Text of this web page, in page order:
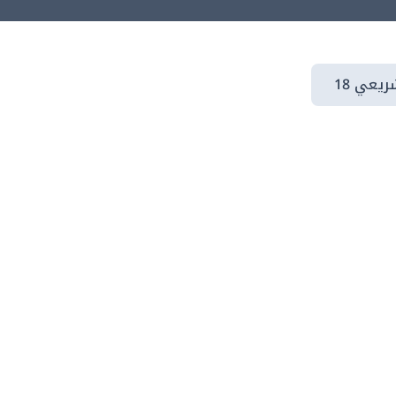
18